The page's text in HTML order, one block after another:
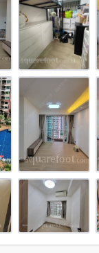
平方尺
平方尺
平方尺
平方尺
平方尺
平方尺
平方尺
平方尺
平方尺
平方尺
平方尺